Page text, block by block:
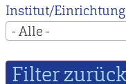
Institut/Einrichtung
- Alle -